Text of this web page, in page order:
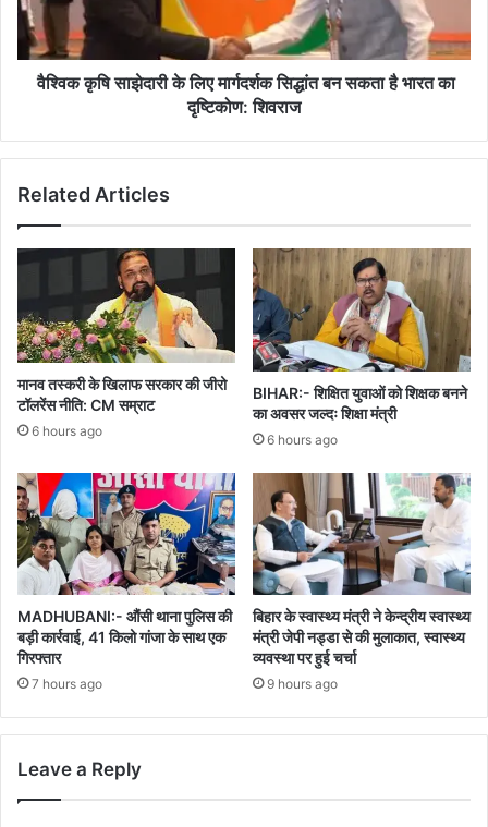
सिद्धांत
बन
सकता
वैश्विक कृषि साझेदारी के लिए मार्गदर्शक सिद्धांत बन सकता है भारत का
दृष्टिकोण: शिवराज
Related Articles
मानव तस्करी के खिलाफ सरकार की जीरो
टॉलरेंस नीति: CM सम्राट
6 hours ago
BIHAR:- शिक्षित युवाओं को शिक्षक बनने
का अवसर जल्दः शिक्षा मंत्री
6 hours ago
MADHUBANI:- औंसी थाना पुलिस की
बड़ी कार्रवाई, 41 किलो गांजा के साथ एक
गिरफ्तार
7 hours ago
बिहार के स्वास्थ्य मंत्री ने केन्द्रीय स्वास्थ्य
मंत्री जेपी नड्डा से की मुलाकात, स्वास्थ्य
व्यवस्था पर हुई चर्चा
9 hours ago
Leave a Reply